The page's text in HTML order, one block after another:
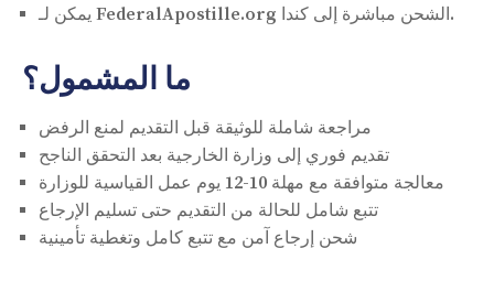
يمكن لـ FederalApostille.org الشحن مباشرة إلى كندا.
ما المشمول؟
مراجعة شاملة للوثيقة قبل التقديم لمنع الرفض
تقديم فوري إلى وزارة الخارجية بعد التحقق الناجح
معالجة متوافقة مع مهلة 10-12 يوم عمل القياسية للوزارة
تتبع شامل للحالة من التقديم حتى تسليم الإرجاع
شحن إرجاع آمن مع تتبع كامل وتغطية تأمينية